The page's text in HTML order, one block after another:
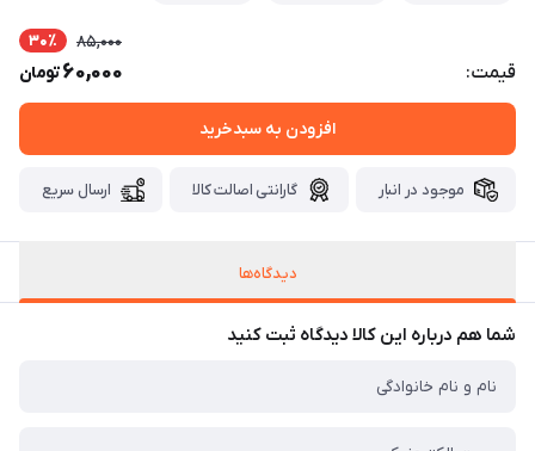
قیمت:
85,000 30٪
60,000تومان
افزودن به سبدخرید
موجود در انبار گارانتی اصالت کالا ارسال سریع
دیدگاه‌ها
شما هم درباره این کالا دیدگاه ثبت کنید